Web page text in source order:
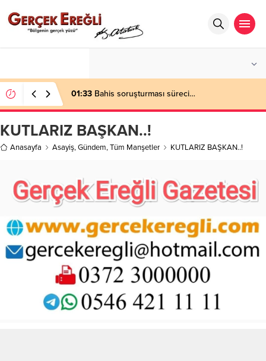
01:33 Bahis soruşturması süreci…
KUTLARIZ BAŞKAN..!
Anasayfa Asayiş,Gündem,Tüm Manşetler KUTLARIZ BAŞKAN..!